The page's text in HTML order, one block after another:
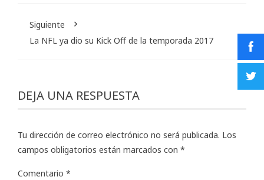
Siguiente
La NFL ya dio su Kick Off de la temporada 2017
DEJA UNA RESPUESTA
Tu dirección de correo electrónico no será publicada. Los
campos obligatorios están marcados con *
Comentario *